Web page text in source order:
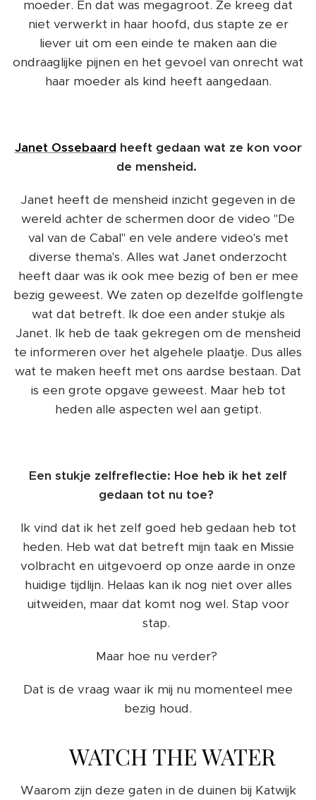
moeder. En dat was megagroot. Ze kreeg dat
niet verwerkt in haar hoofd, dus stapte ze er
liever uit om een einde te maken aan die
ondraaglijke pijnen en het gevoel van onrecht wat
haar moeder als kind heeft aangedaan.
Janet Ossebaard heeft gedaan wat ze kon voor
de mensheid.
Janet heeft de mensheid inzicht gegeven in de
wereld achter de schermen door de video "De
val van de Cabal" en vele andere video's met
diverse thema's. Alles wat Janet onderzocht
heeft daar was ik ook mee bezig of ben er mee
bezig geweest. We zaten op dezelfde golflengte
wat dat betreft. Ik doe een ander stukje als
Janet. Ik heb de taak gekregen om de mensheid
te informeren over het algehele plaatje. Dus alles
wat te maken heeft met ons aardse bestaan. Dat
is een grote opgave geweest. Maar heb tot
heden alle aspecten wel aan getipt.
Een stukje zelfreflectie: Hoe heb ik het zelf
gedaan tot nu toe?
Ik vind dat ik het zelf goed heb gedaan heb tot
heden. Heb wat dat betreft mijn taak en Missie
volbracht en uitgevoerd op onze aarde in onze
huidige tijdlijn. Helaas kan ik nog niet over alles
uitweiden, maar dat komt nog wel. Stap voor
stap.
Maar hoe nu verder?
Dat is de vraag waar ik mij nu momenteel mee
bezig houd.
💧WATCH THE WATER
Waarom zijn deze gaten in de duinen bij Katwijk